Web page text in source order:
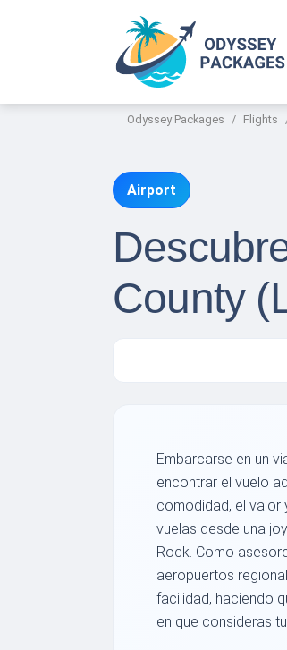
Odyssey Packages Flights
Airport
County
Embarcarse en un
encontrar el vuelo
comodidad, el valor
vuelas desde una
Rock. Como
aeropuertos
facilidad, haciendo
en que consideras